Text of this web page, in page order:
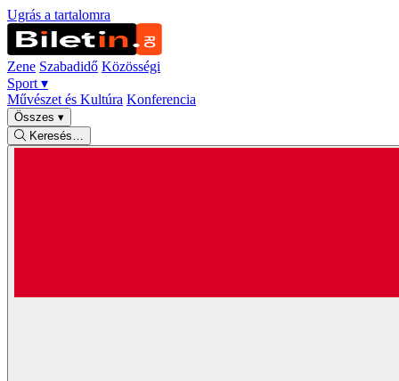
Ugrás a tartalomra
Zene Szabadidő Közösségi
Sport ▾
Művészet és Kultúra Konferencia
Összes ▾
Keresés…